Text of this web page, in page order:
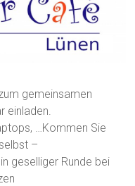
gemeinsamen
einladen.
…Kommen Sie
–
geselliger Runde bei